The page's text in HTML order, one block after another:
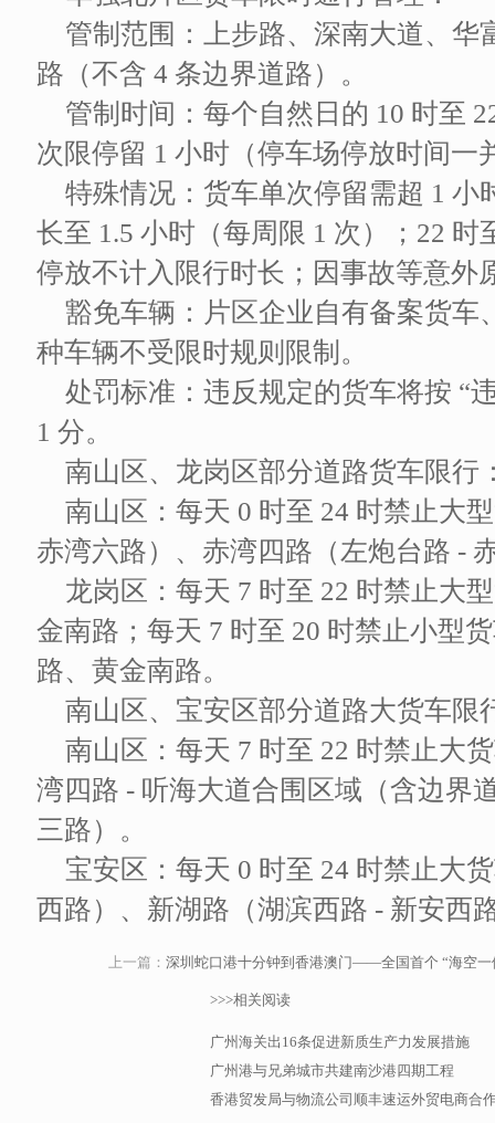
管制范围：上步路、深南大道、华
路（不含 4 条边界道路）。
管制时间：每个自然日的 10 时至
次限停留 1 小时（停车场停放时间一
特殊情况：货车单次停留需超 1 小
长至 1.5 小时（每周限 1 次）；22
停放不计入限行时长；因事故等意外
豁免车辆：片区企业自有备案货车
种车辆不受限时规则限制。
处罚标准：违反规定的货车将按 “
1 分。
南山区、龙岗区部分道路货车限行
南山区：每天 0 时至 24 时禁止大
赤湾六路）、赤湾四路（左炮台路 -
龙岗区：每天 7 时至 22 时禁止大
金南路；每天 7 时至 20 时禁止小型
路、黄金南路。
南山区、宝安区部分道路大货车限
南山区：每天 7 时至 22 时禁止大
湾四路 - 听海大道合围区域（含边界
三路）。
宝安区：每天 0 时至 24 时禁止大
西路）、新湖路（湖滨西路 - 新安西
上一篇： 深圳蛇口港十分钟到香港澳门——全国首个 “海空一
>>>相关阅读
广州海关出16条促进新质生产力发展措施
广州港与兄弟城市共建南沙港四期工程
香港贸发局与物流公司顺丰速运外贸电商合